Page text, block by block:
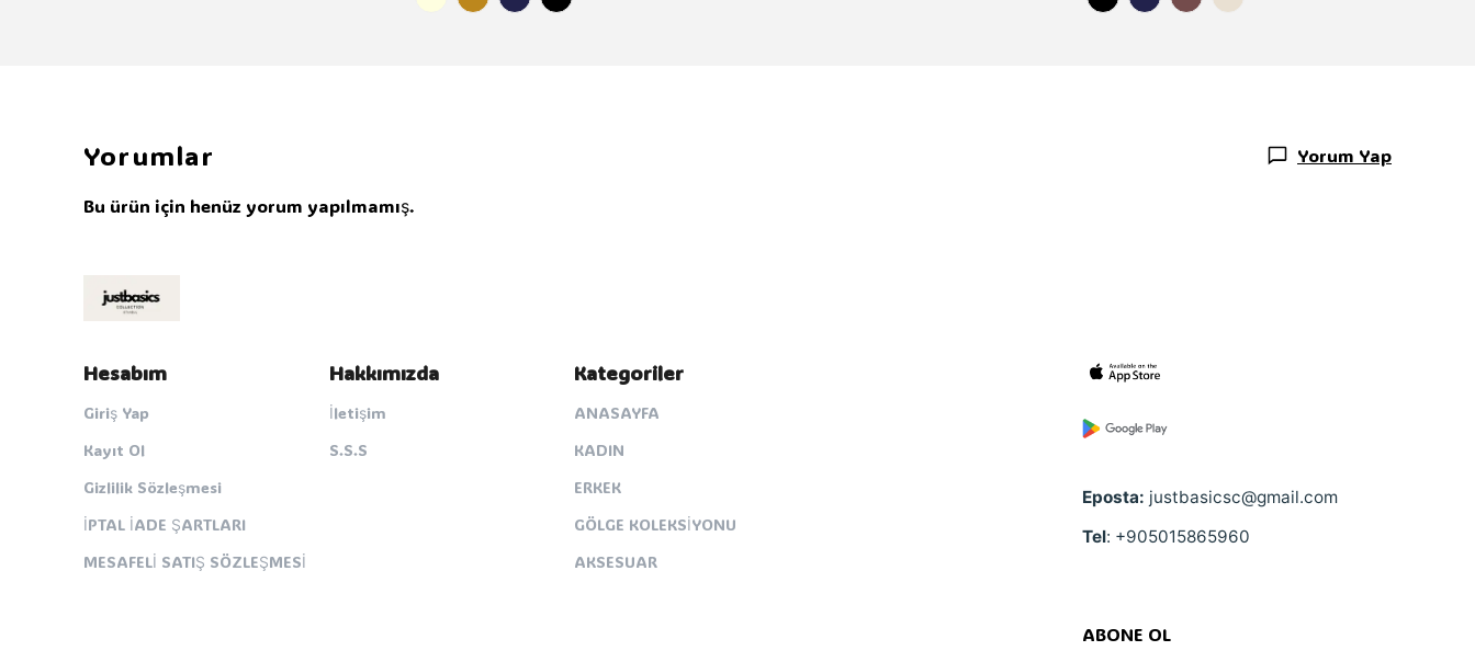
Yorumlar Yorum Yap
Bu ürün için henüz yorum yapılmamış.
Hesabım
Giriş Yap
Kayıt Ol
Gizlilik Sözleşmesi
İPTAL İADE ŞARTLARI
MESAFELİ SATIŞ SÖZLEŞMESİ
Hakkımızda
İletişim
S.S.S
Kategoriler
ANASAYFA
KADIN
ERKEK
GÖLGE KOLEKSİYONU
AKSESUAR
Eposta: justbasicsc@gmail.com
Tel: +905015865960
ABONE OL